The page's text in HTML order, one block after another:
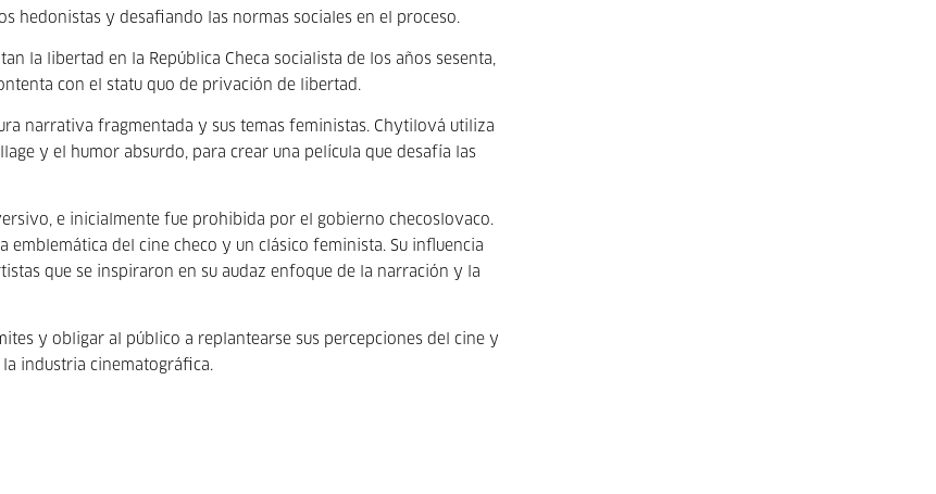
hedonistas y desafiando las normas sociales en el proceso.
la libertad en la República Checa socialista de los años sesenta,
con el statu quo de privación de libertad.
narrativa fragmentada y sus temas feministas. Chytilová utiliza
y el humor absurdo, para crear una película que desafía las
e inicialmente fue prohibida por el gobierno checoslovaco.
del cine checo y un clásico feminista. Su influencia
que se inspiraron en su audaz enfoque de la narración y la
y obligar al público a replantearse sus percepciones del cine y
industria cinematográfica.